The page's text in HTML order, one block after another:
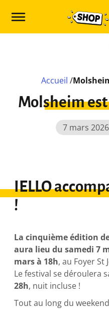
Accueil /
Molsheim
7 mars
IELLO
!
La cinquième édition
aura lieu du samedi 7
mars à 18h, au Foyer St
Le festival se déroulera
28h, nuit incluse !
Tout au long du